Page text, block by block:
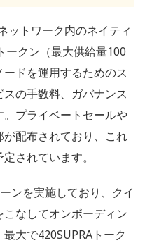
ットワーク内のネイティ
ークン（最大供給量100
ドを運用するためのス
の手数料、ガバナンス
プライベートセールや
配布されており、これ
されています。
ンを実施しており、クイ
なしてオンボーディン
大で420SUPRAトーク